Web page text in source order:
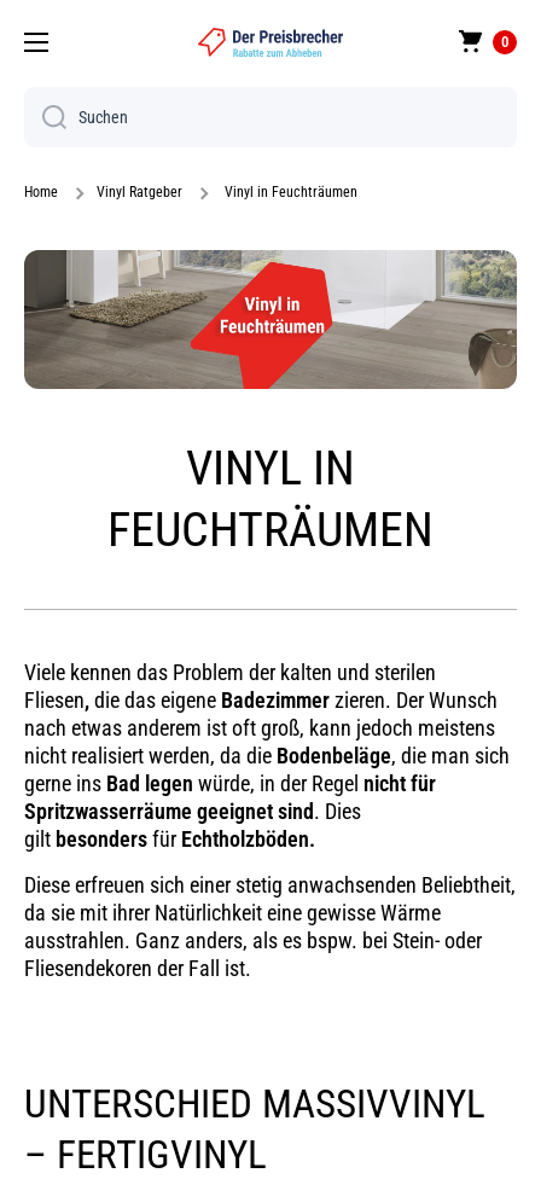
Direkt zum Inhalt
0
Suchen
Home Vinyl Ratgeber Vinyl in Feuchträumen
VINYL IN
FEUCHTRÄUMEN
Viele kennen das Problem der kalten und sterilen
Fliesen,die das eigene Badezimmerzieren. Der Wunsch
nach etwas anderem ist oft groß, kann jedoch meistens
nicht realisiert werden, da die Bodenbeläge, die man sich
gerne ins Bad legen würde, in der Regel nicht für
Spritzwasserräume geeignet sind. Dies
gilt besondersfür Echtholzböden.
Diese erfreuen sich einer stetig anwachsenden Beliebtheit,
da sie mit ihrer Natürlichkeit eine gewisse Wärme
ausstrahlen. Ganz anders, als es bspw. bei Stein- oder
Fliesendekoren der Fall ist.
UNTERSCHIED MASSIVVINYL
– FERTIGVINYL